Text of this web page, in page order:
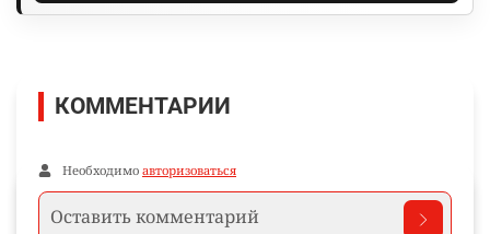
КОММЕНТАРИИ
Необходимо авторизоваться